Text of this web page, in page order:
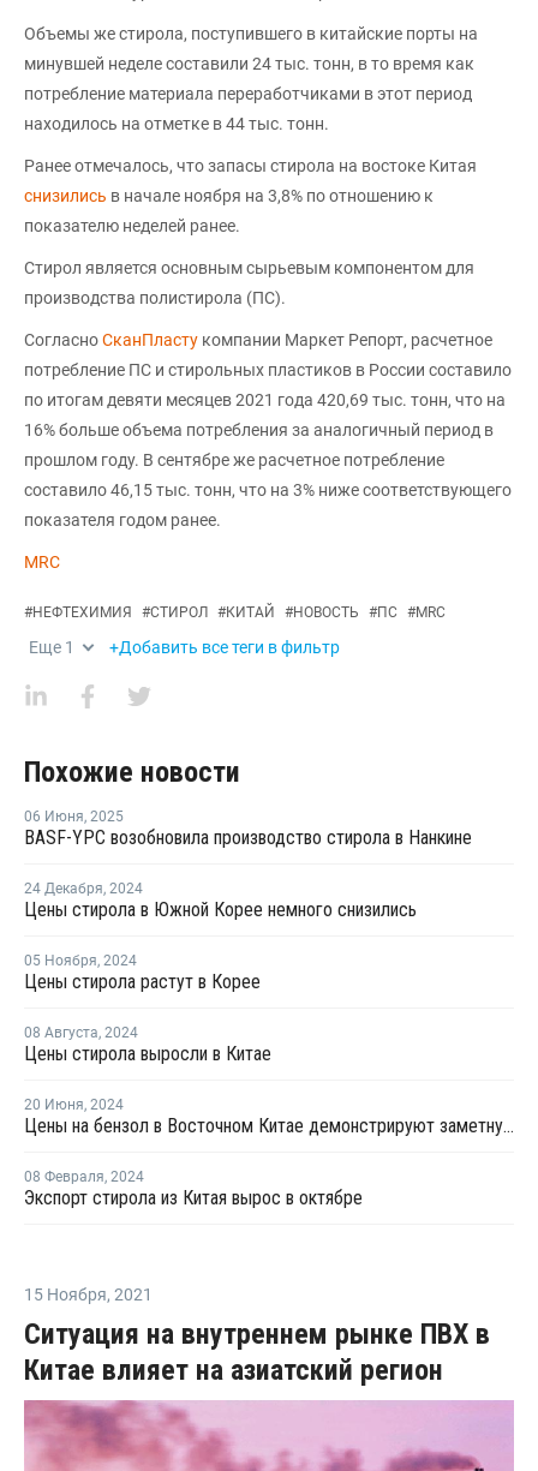
Объемы же стирола, поступившего в китайские порты на
минувшей неделе составили 24 тыс. тонн, в то время как
потребление материала переработчиками в этот период
находилось на отметке в 44 тыс. тонн.
Ранее отмечалось, что запасы стирола на востоке Китая
снизились в начале ноября на 3,8% по отношению к
показателю неделей ранее.
Стирол является основным сырьевым компонентом для
производства полистирола (ПС).
СогласноСканПласту компании Маркет Репорт, расчетное
потребление ПС и стирольных пластиков в России составило
по итогам девяти месяцев 2021 года 420,69 тыс. тонн, что на
16% больше объема потребления за аналогичный период в
прошлом году. В сентябре же расчетное потребление
составило 46,15 тыс. тонн, что на 3% ниже соответствующего
показателя годом ранее.
MRC
#НЕФТЕХИМИЯ #СТИРОЛ #КИТАЙ #НОВОСТЬ #ПС #MRC
Еще 1 +Добавить все теги в фильтр
Похожие новости
06 Июня, 2025
BASF-YPC возобновила производство стирола в Нанкине
24 Декабря, 2024
Цены стирола в Южной Корее немного снизились
05 Ноября, 2024
Цены стирола растут в Корее
08 Августа, 2024
Цены стирола выросли в Китае
20 Июня, 2024
Цены на бензол в Восточном Китае демонстрируют заметную тенденцию к росту
08 Февраля, 2024
Экспорт стирола из Китая вырос в октябре
15 Ноября, 2021
Ситуация на внутреннем рынке ПВХ в
Китае влияет на азиатский регион